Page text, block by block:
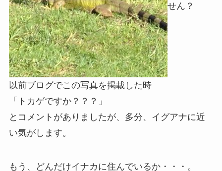
せん？
以前ブログでこの写真を掲載した時
「トカゲですか？？？」
とコメントがありましたが、多分、イグアナに近
い気がします。
もう、どんだけイナカに住んでいるか・・・。